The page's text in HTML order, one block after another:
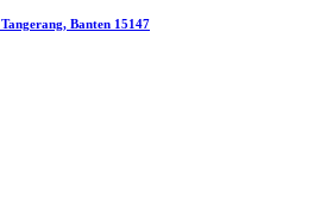
Banten 15147